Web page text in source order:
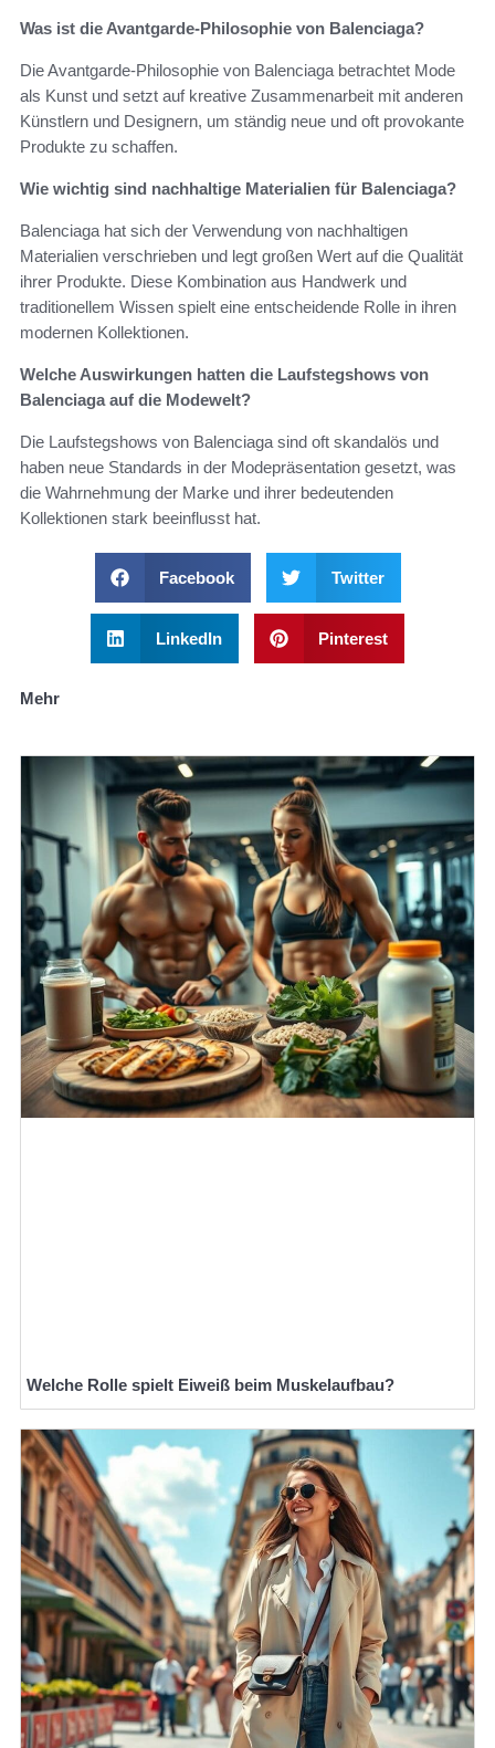
Was ist die Avantgarde-Philosophie von Balenciaga?
Die Avantgarde-Philosophie von Balenciaga betrachtet Mode
als Kunst und setzt auf kreative Zusammenarbeit mit anderen
Künstlern und Designern, um ständig neue und oft provokante
Produkte zu schaffen.
Wie wichtig sind nachhaltige Materialien für Balenciaga?
Balenciaga hat sich der Verwendung von nachhaltigen
Materialien verschrieben und legt großen Wert auf die Qualität
ihrer Produkte. Diese Kombination aus Handwerk und
traditionellem Wissen spielt eine entscheidende Rolle in ihren
modernen Kollektionen.
Welche Auswirkungen hatten die Laufstegshows von
Balenciaga auf die Modewelt?
Die Laufstegshows von Balenciaga sind oft skandalös und
haben neue Standards in der Modepräsentation gesetzt, was
die Wahrnehmung der Marke und ihrer bedeutenden
Kollektionen stark beeinflusst hat.
Facebook Twitter
LinkedIn Pinterest
Mehr
Welche Rolle spielt Eiweiß beim Muskelaufbau?